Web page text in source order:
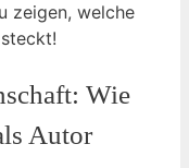
zeigen, welche
Wie
Autor